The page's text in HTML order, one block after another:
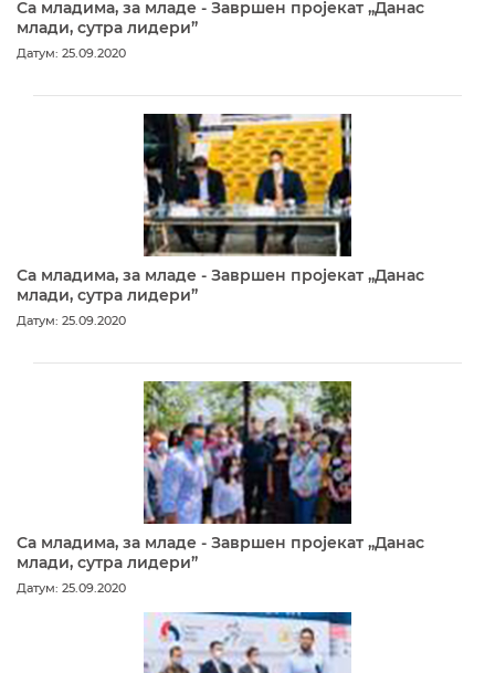
Са младима, за младе - Завршен пројекат „Данас
млади, сутра лидери”
Датум: 25.09.2020
Са младима, за младе - Завршен пројекат „Данас
млади, сутра лидери”
Датум: 25.09.2020
Са младима, за младе - Завршен пројекат „Данас
млади, сутра лидери”
Датум: 25.09.2020